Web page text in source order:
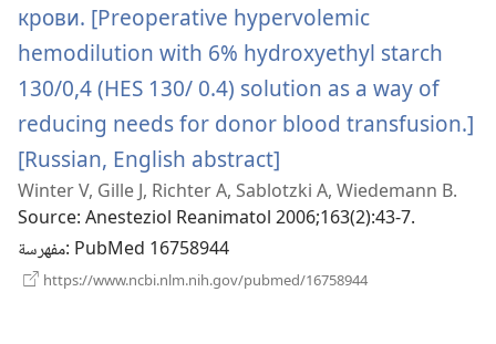
крови. [Preoperative hypervolemic
hemodilution with 6% hydroxyethyl starch
130/0,4 (HES 130/ 0.4) solution as a way of
reducing needs for donor blood transfusion.]
[Russian, English abstract]
نافذة
جديدة)
Winter V, Gille J, Richter A, Sablotzki A, Wiedemann B.
Source‎: Anesteziol Reanimatol 2006;163(2):43-7.
مفهرسة‎: PubMed 16758944
https://www.ncbi.nlm.nih.gov/pubmed/16758944